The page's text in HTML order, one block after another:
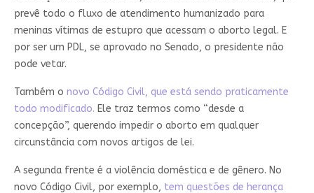
prevê todo o fluxo de atendimento humanizado para
meninas vítimas de estupro que acessam o aborto legal. E
por ser um PDL, se aprovado no Senado, o presidente não
pode vetar.
Também o novo Código Civil, que está sendo praticamente
todo modificado. Ele traz termos como “desde a
concepção”, querendo impedir o aborto em qualquer
circunstância com novos artigos de lei.
A segunda frente é a violência doméstica e de gênero. No
novo Código Civil, por exemplo, tem questões de herança